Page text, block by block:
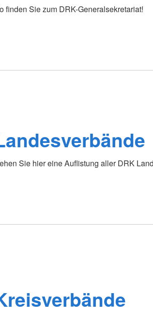
finden Sie zum DRK-Generalsekretariat!
Sie hier eine Auflistung aller DRK